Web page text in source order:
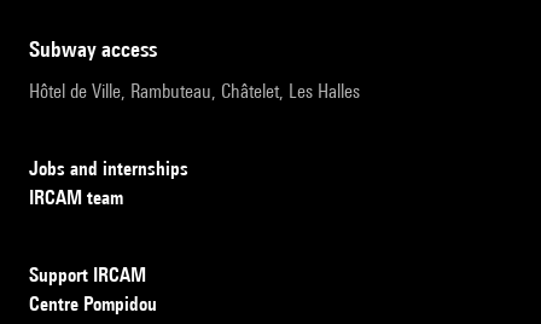
subway access
Hôtel de Ville, Rambuteau, Châtelet, Les Halles
Jobs and internships
IRCAM team
Support IRCAM
Centre Pompidou